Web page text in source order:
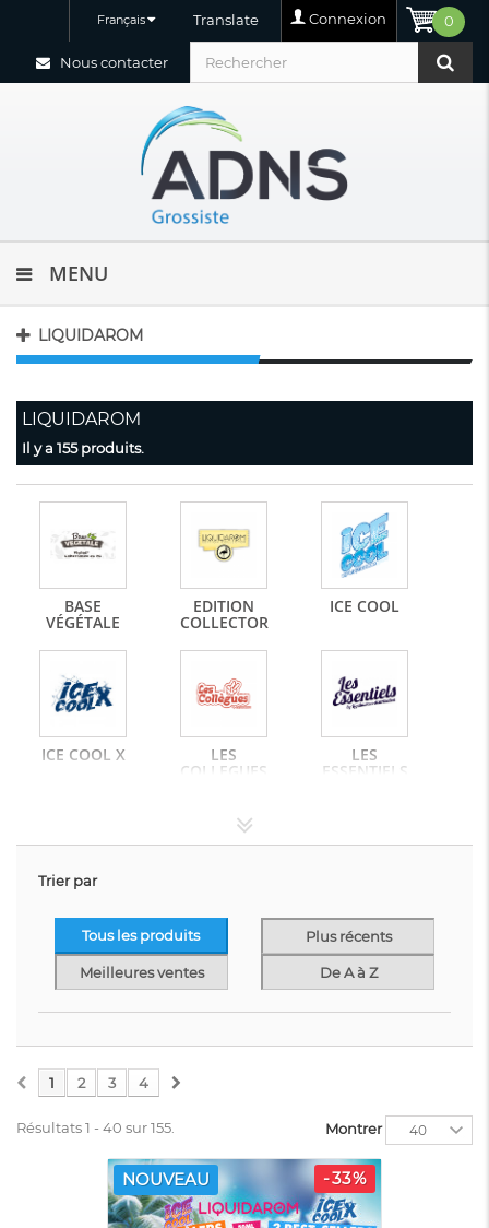
0
Connexion
Translate
Français
Nous contacter
MENU
LIQUIDAROM
LIQUIDAROM
Il y a 155 produits.
BASE
VÉGÉTALE
EDITION
COLLECTOR
ICE COOL
ICE COOL X LES
COLLEGUES
LES
ESSENTIELS
VAPORS
SAVEUR
CLASSIC
TASTY SAVEUR
SAVEUR
MENTHE
PACK ICE
COOL / ICE...
Trier par
Tous les produits Plus récents
Meilleures ventes De A à Z
1 2 3 4
Résultats 1 - 40 sur 155. Montrer 40
NOUVEAU -33%